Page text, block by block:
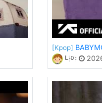
[Kpop]
나야